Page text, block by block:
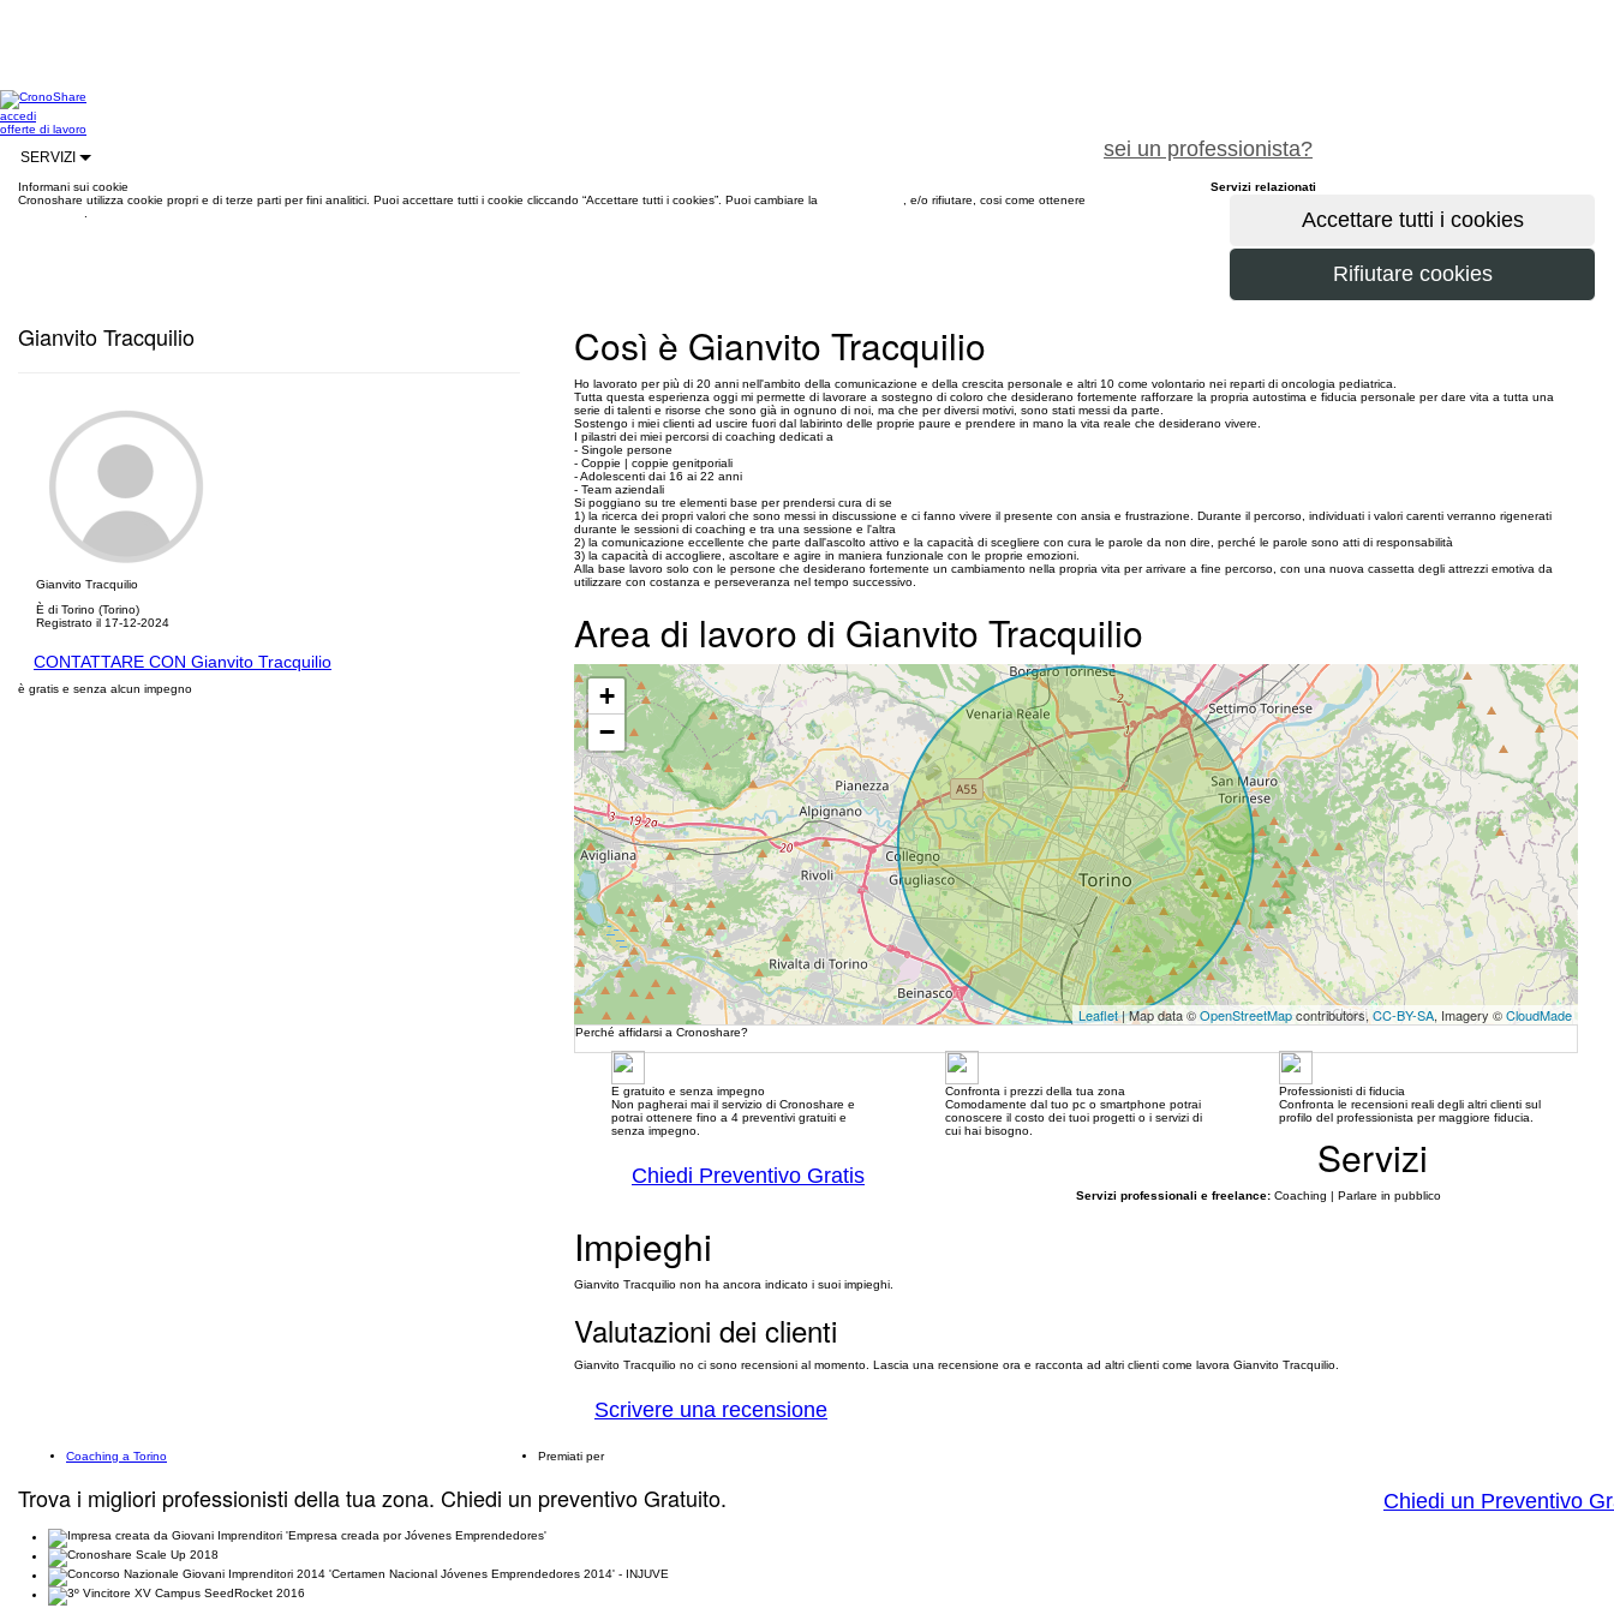
accedi
sei un professionista?
offerte di lavoro
SERVIZI
Informani sui cookie
Cronoshare utilizza cookie propri e di terze parti per fini analitici. Puoi accettare tutti i cookie cliccando “Accettare tutti i cookies”. Puoi cambiare la
, e/o rifiutare, cosi come ottenere
Gianvito Tracquilio
Gianvito Tracquilio
È di Torino (Torino)
Registrato il 17-12-2024
CONTATTARE CON Gianvito Tracquilio
è gratis e senza alcun impegno
Così è Gianvito Tracquilio
Ho lavorato per più di 20 anni nell'ambito della comunicazione e della crescita personale e altri 10 come volontario nei reparti di oncologia pediatrica.
Tutta questa esperienza oggi mi permette di lavorare a sostegno di coloro che desiderano fortemente rafforzare la propria autostima e fiducia personale per dare vita a tutta una
serie di talenti e risorse che sono già in ognuno di noi, ma che per diversi motivi, sono stati messi da parte.
Sostengo i miei clienti ad uscire fuori dal labirinto delle proprie paure e prendere in mano la vita reale che desiderano vivere.
I pilastri dei miei percorsi di coaching dedicati a
- Singole persone
- Coppie | coppie genitporiali
- Adolescenti dai 16 ai 22 anni
- Team aziendali
Si poggiano su tre elementi base per prendersi cura di se
1) la ricerca dei propri valori che sono messi in discussione e ci fanno vivere il presente con ansia e frustrazione. Durante il percorso, individuati i valori carenti verranno rigenerati
durante le sessioni di coaching e tra una sessione e l'altra
2) la comunicazione eccellente che parte dall'ascolto attivo e la capacità di scegliere con cura le parole da non dire, perché le parole sono atti di responsabilità
3) la capacità di accogliere, ascoltare e agire in maniera funzionale con le proprie emozioni.
Alla base lavoro solo con le persone che desiderano fortemente un cambiamento nella propria vita per arrivare a fine percorso, con una nuova cassetta degli attrezzi emotiva da
utilizzare con costanza e perseveranza nel tempo successivo.
Area di lavoro di Gianvito Tracquilio
+
−
Leaflet| Map data ©OpenStreetMapcontributors,CC-BY-SA, Imagery ©CloudMade
Perché affidarsi a Cronoshare?
E gratuito e senza impegno
Non pagherai mai il servizio di Cronoshare e
potrai ottenere fino a 4 preventivi gratuiti e
senza impegno.
Confronta i prezzi della tua zona
Comodamente dal tuo pc o smartphone potrai
conoscere il costo dei tuoi progetti o i servizi di
cui hai bisogno.
Professionisti di fiducia
Confronta le recensioni reali degli altri clienti sul
profilo del professionista per maggiore fiducia.
Chiedi Preventivo Gratis Servizi
Servizi professionali e freelance: Coaching | Parlare in pubblico
Impieghi
Gianvito Tracquilio non ha ancora indicato i suoi impieghi.
Valutazioni dei clienti
Gianvito Tracquilio no ci sono recensioni al momento. Lascia una recensione ora e racconta ad altri clienti come lavora Gianvito Tracquilio.
Scrivere una recensione
Servizi relazionati
Coaching a Torino
Trova i migliori professionisti della tua zona. Chiedi un preventivo Gratuito. Chiedi un Preventivo
Premiati per